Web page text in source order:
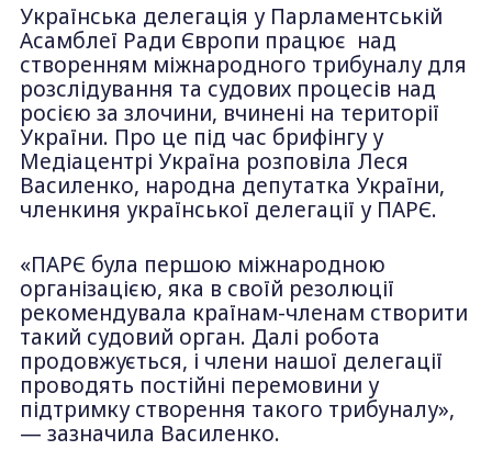
Українська делегація у Парламентській
Асамблеї Ради Європи працює над
створенням міжнародного трибуналу для
розслідування та судових процесів над
росією за злочини, вчинені на території
України. Про це під час брифінгу у
Медіацентрі Україна розповіла Леся
Василенко, народна депутатка України,
членкиня української делегації у ПАРЄ.
«ПАРЄ була першою міжнародною
організацією, яка в своїй резолюції
рекомендувала країнам-членам створити
такий судовий орган. Далі робота
продовжується, і члени нашої делегації
проводять постійні перемовини у
підтримку створення такого трибуналу»,
— зазначила Василенко.